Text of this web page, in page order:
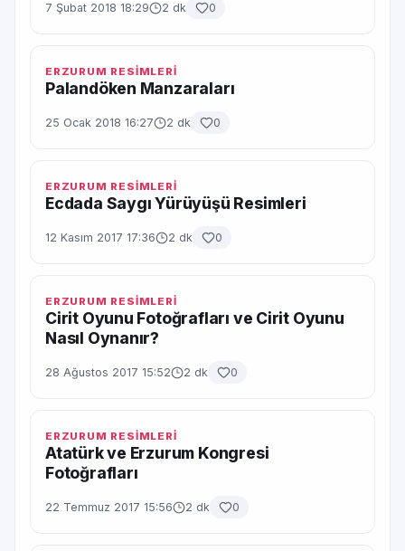
7 Şubat 2018 18:29 2 dk 0
ERZURUM RESİMLERİ
Palandöken Manzaraları
25 Ocak 2018 16:27 2 dk 0
ERZURUM RESİMLERİ
Ecdada Saygı Yürüyüşü Resimleri
12 Kasım 2017 17:36 2 dk 0
ERZURUM RESİMLERİ
Cirit Oyunu Fotoğrafları ve Cirit Oyunu
Nasıl Oynanır?
28 Ağustos 2017 15:52 2 dk 0
ERZURUM RESİMLERİ
Atatürk ve Erzurum Kongresi
Fotoğrafları
22 Temmuz 2017 15:56 2 dk 0